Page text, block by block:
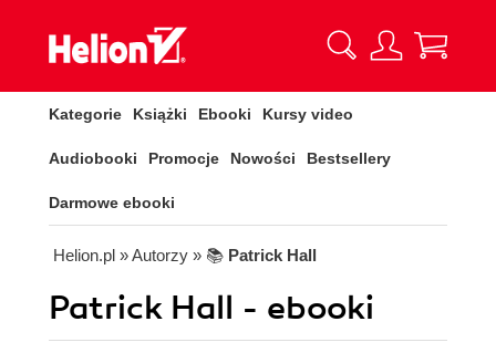
Kategorie Książki Ebooki Kursy video
Audiobooki Promocje Nowości Bestsellery
Darmowe ebooki
Helion.pl » Autorzy » 📚 Patrick Hall
Patrick Hall - ebooki